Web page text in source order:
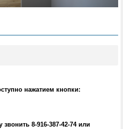
нажатием кнопки:
8-916-387-42-74 или